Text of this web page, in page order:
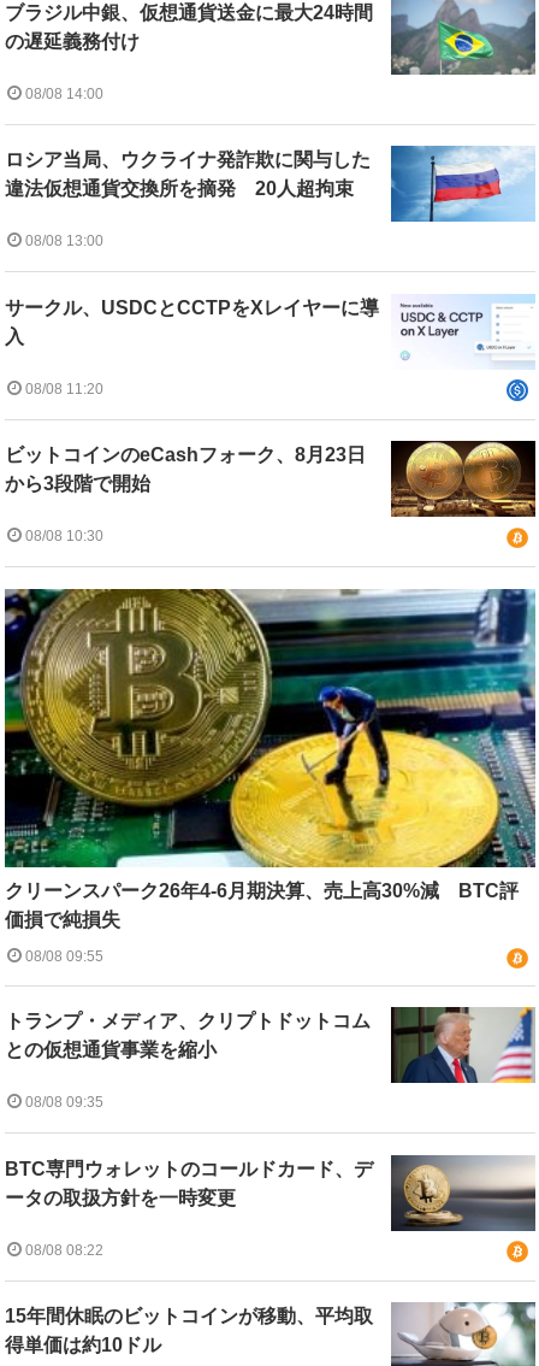
ブラジル中銀、仮想通貨送金に最大24時間
の遅延義務付け
08/08 14:00
ロシア当局、ウクライナ発詐欺に関与した
違法仮想通貨交換所を摘発 20人超拘束
08/08 13:00
サークル、USDCとCCTPをXレイヤーに導
入
08/08 11:20
ビットコインのeCashフォーク、8月23日
から3段階で開始
08/08 10:30
クリーンスパーク26年4-6月期決算、売上高30%減 BTC評
価損で純損失
08/08 09:55
トランプ・メディア、クリプトドットコム
との仮想通貨事業を縮小
08/08 09:35
BTC専門ウォレットのコールドカード、デ
ータの取扱方針を一時変更
08/08 08:22
15年間休眠のビットコインが移動、平均取
得単価は約10ドル